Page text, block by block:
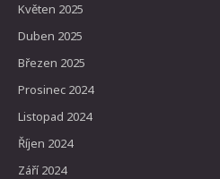
Květen 2025
Duben 2025
Březen 2025
Prosinec 2024
Listopad 2024
Říjen 2024
Září 2024